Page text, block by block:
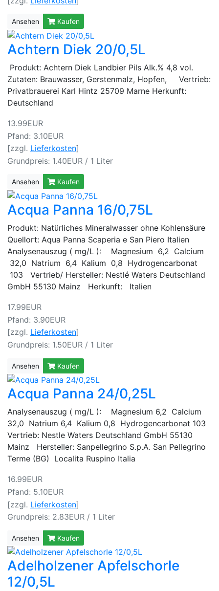
Ansehen Kaufen
Achtern Diek 20/0,5L
Produkt: Achtern Diek Landbier Pils Alk.% 4,8 vol.
Zutaten: Brauwasser, Gerstenmalz, Hopfen, Vertrieb:
Privatbrauerei Karl Hintz 25709 Marne Herkunft:
Deutschland
13.99EUR
Pfand: 3.10EUR
[zzgl. Lieferkosten]
Grundpreis: 1.40EUR / 1 Liter
Ansehen Kaufen
Acqua Panna 16/0,75L
Produkt: Natürliches Mineralwasser ohne Kohlensäure
Quellort: Aqua Panna Scaperia e San Piero Italien
Analysenauszug ( mg/L ): Magnesium 6,2 Calcium
32,0 Natrium 6,4 Kalium 0,8 Hydrogencarbonat
103 Vertrieb/ Hersteller: Nestlé Waters Deutschland
GmbH 55130 Mainz Herkunft: Italien
17.99EUR
Pfand: 3.90EUR
[zzgl. Lieferkosten]
Grundpreis: 1.50EUR / 1 Liter
Ansehen Kaufen
Acqua Panna 24/0,25L
Analysenauszug ( mg/L ): Magnesium 6,2 Calcium
32,0 Natrium 6,4 Kalium 0,8 Hydrogencarbonat 103
Vertrieb: Nestle Waters Deutschland GmbH 55130
Mainz Hersteller: Sanpellegrino S.p.A. San Pellegrino
Terme (BG) Localita Ruspino Italia
16.99EUR
Pfand: 5.10EUR
[zzgl. Lieferkosten]
Grundpreis: 2.83EUR / 1 Liter
Ansehen Kaufen
Adelholzener Apfelschorle
12/0,5L